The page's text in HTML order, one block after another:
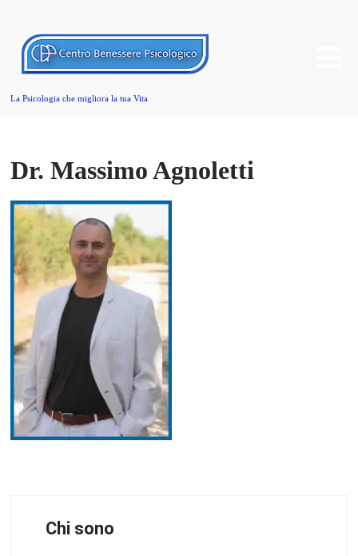
La Psicologia che migliora la tua Vita
Dr. Massimo Agnoletti
Chi sono